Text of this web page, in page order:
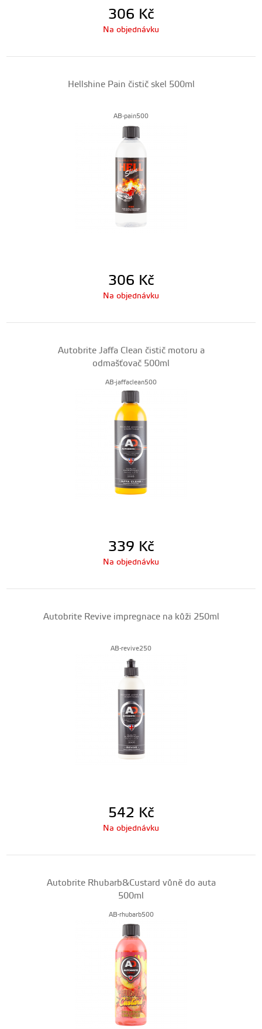
306 Kč
Na objednávku
Hellshine Pain čistič skel 500ml
AB-pain500
306 Kč
Na objednávku
Autobrite Jaffa Clean čistič motoru a
odmašťovač 500ml
AB-jaffaclean500
339 Kč
Na objednávku
Autobrite Revive impregnace na kůži 250ml
AB-revive250
542 Kč
Na objednávku
Autobrite Rhubarb&Custard vůně do auta
500ml
AB-rhubarb500